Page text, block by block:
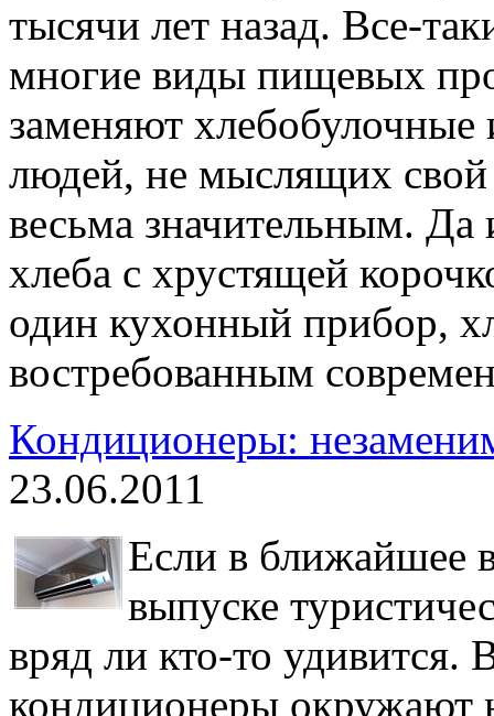
тысячи лет назад. Все-
многие виды пищевых
заменяют
людей, не мыслящих свой
весьма значительным. Да
хлеба с хрустящей
один кухонный прибор,
востребованным
Кондиционеры:
23.06.2011
Если в ближайшее
выпуске
вряд ли кто-то удивится.
кондиционеры окружают